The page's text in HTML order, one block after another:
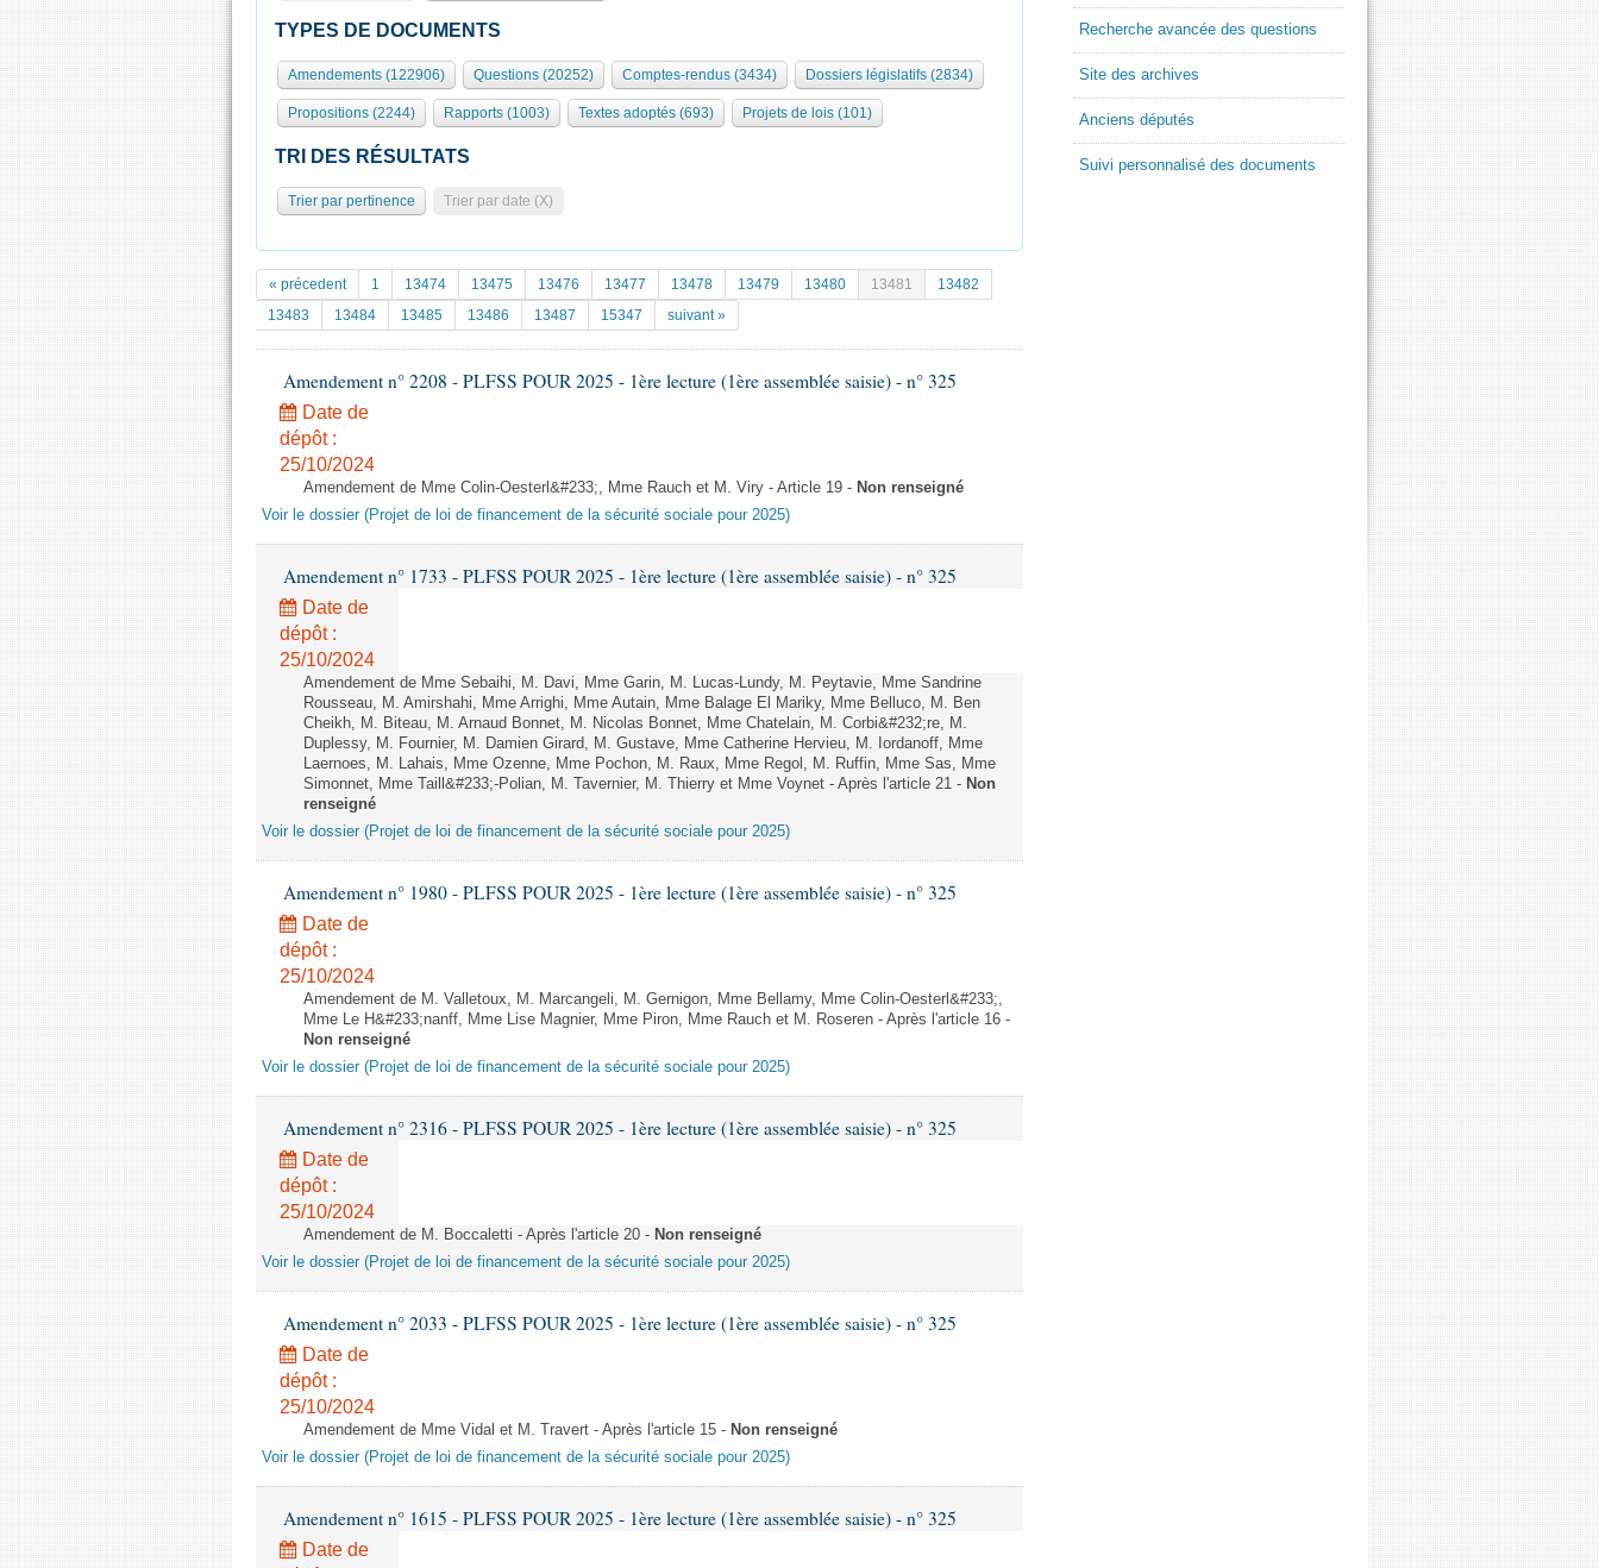
TYPES DE DOCUMENTS
Amendements (122906) Questions (20252) Comptes-rendus (3434) Dossiers législatifs (2834)
Propositions (2244) Rapports (1003) Textes adoptés (693) Projets de lois (101)
TRI DES RÉSULTATS
Trier par pertinence Trier par date (X)
« précedent 1 13474 13475 13476 13477 13478 13479 13480 13481
13482
13483
13484 13485 13486 13487 15347 suivant »
Amendement n° 2208 - PLFSS POUR 2025 - 1ère lecture (1ère assemblée saisie) - n° 325
Date de
dépôt :
25/10/2024
Amendement de Mme Colin-Oesterl&#233;, Mme Rauch et M. Viry - Article 19 - Non renseigné
Voir le dossier (Projet de loi de financement de la sécurité sociale pour 2025)
Amendement n° 1733 - PLFSS POUR 2025 - 1ère lecture (1ère assemblée saisie) - n° 325
Date de
dépôt :
25/10/2024
Amendement de Mme Sebaihi, M. Davi, Mme Garin, M. Lucas-Lundy, M. Peytavie, Mme Sandrine
Rousseau, M. Amirshahi, Mme Arrighi, Mme Autain, Mme Balage El Mariky, Mme Belluco, M. Ben
Cheikh, M. Biteau, M. Arnaud Bonnet, M. Nicolas Bonnet, Mme Chatelain, M. Corbi&#232;re, M.
Duplessy, M. Fournier, M. Damien Girard, M. Gustave, Mme Catherine Hervieu, M. Iordanoff, Mme
Laernoes, M. Lahais, Mme Ozenne, Mme Pochon, M. Raux, Mme Regol, M. Ruffin, Mme Sas, Mme
Simonnet, Mme Taill&#233;-Polian, M. Tavernier, M. Thierry et Mme Voynet - Après l'article 21 - Non
renseigné
Voir le dossier (Projet de loi de financement de la sécurité sociale pour 2025)
Amendement n° 1980 - PLFSS POUR 2025 - 1ère lecture (1ère assemblée saisie) - n° 325
Date de
dépôt :
25/10/2024
Amendement de M. Valletoux, M. Marcangeli, M. Gernigon, Mme Bellamy, Mme Colin-Oesterl&#233;,
Mme Le H&#233;nanff, Mme Lise Magnier, Mme Piron, Mme Rauch et M. Roseren - Après l'article 16 -
Non renseigné
Voir le dossier (Projet de loi de financement de la sécurité sociale pour 2025)
Amendement n° 2316 - PLFSS POUR 2025 - 1ère lecture (1ère assemblée saisie) - n° 325
Date de
dépôt :
25/10/2024
Amendement de M. Boccaletti - Après l'article 20 - Non renseigné
Voir le dossier (Projet de loi de financement de la sécurité sociale pour 2025)
Amendement n° 2033 - PLFSS POUR 2025 - 1ère lecture (1ère assemblée saisie) - n° 325
Date de
dépôt :
25/10/2024
Amendement de Mme Vidal et M. Travert - Après l'article 15 - Non renseigné
Voir le dossier (Projet de loi de financement de la sécurité sociale pour 2025)
Amendement n° 1615 - PLFSS POUR 2025 - 1ère lecture (1ère assemblée saisie) - n° 325
Date de
Recherche avancée des questions
Site des archives
Anciens députés
Suivi personnalisé des documents